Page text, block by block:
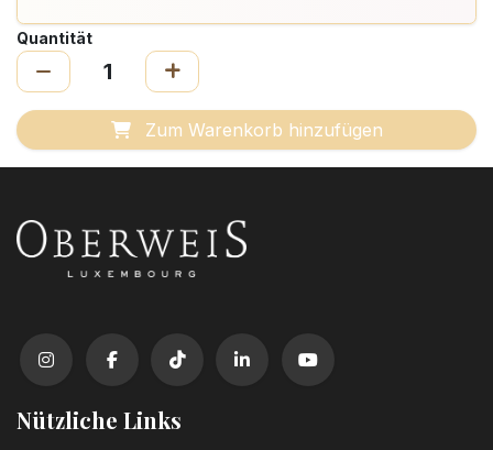
Quantität
Zum Warenkorb hinzufügen
Nützliche Links